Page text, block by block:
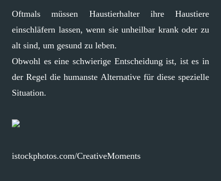
Oftmals müssen Haustierhalter ihre Haustiere
einschläfern lassen, wenn sie unheilbar krank oder zu
alt sind, um gesund zu leben.
Obwohl es eine schwierige Entscheidung ist, ist es in
der Regel die humanste Alternative für diese spezielle
Situation.
istockphotos.com/CreativeMoments